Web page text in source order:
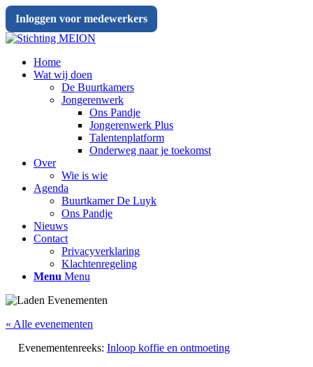
Inloggen voor medewerkers
Home
Wat wij doen
De Buurtkamers
Jongerenwerk
Ons Pandje
Jongerenwerk Plus
Talentenplatform
Onderweg naar je toekomst
Over
Wie is wie
Agenda
Buurtkamer De Luyk
Ons Pandje
Nieuws
Contact
Privacyverklaring
Klachtenregeling
Menu Menu
« Alle evenementen
Evenementenreeks: Inloop koffie en ontmoeting